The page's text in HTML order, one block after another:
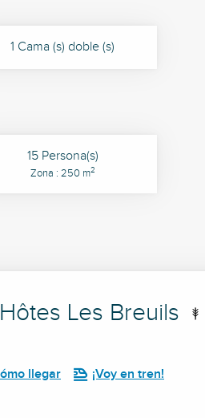
1 Cama (s) doble (s)
15 Persona(s)
Zona : 250 m2
Les Breuils
llegar ¡Voy en tren!